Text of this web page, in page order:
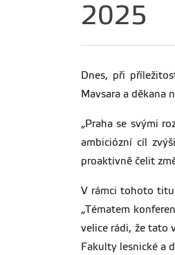
2025
Dnes, při
Mavsara a děkana
„Praha se svými
ambiciózní cíl
proaktivně čelit
V rámci tohoto
„Tématem
velice rádi, že tato
Fakulty lesnické a